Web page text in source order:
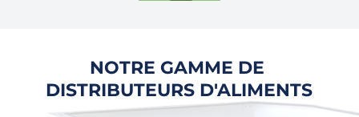
NOTRE GAMME DE
DISTRIBUTEURS D'ALIMENTS